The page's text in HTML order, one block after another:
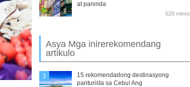
at paninda
520 views
Asya Mga inirerekomendang
artikulo
1
15 rekomendadong destinasyong
panturista sa Cebu! Ang